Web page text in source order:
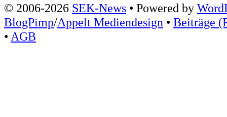
© 2006-2026 SEK-News • Powered by
BlogPimp/Appelt Mediendesign • Beiträge
• AGB